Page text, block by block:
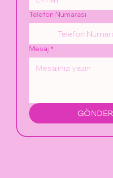
Telefon Numarası
Mesaj *
GÖNDER